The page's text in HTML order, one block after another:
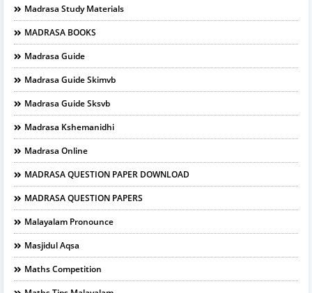
Madrasa Study Materials
MADRASA BOOKS
Madrasa Guide
Madrasa Guide Skimvb
Madrasa Guide Sksvb
Madrasa Kshemanidhi
Madrasa Online
MADRASA QUESTION PAPER DOWNLOAD
MADRASA QUESTION PAPERS
Malayalam Pronounce
Masjidul Aqsa
Maths Competition